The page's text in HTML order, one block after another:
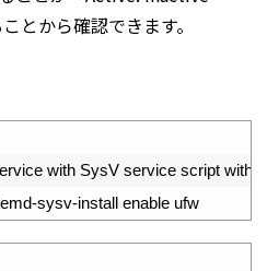
とから確認できます。
with SysV service script with
-sysv-install enable ufw